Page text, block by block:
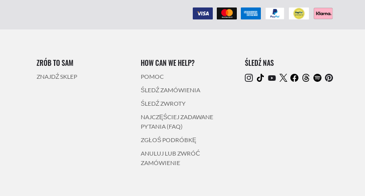
ZRÓB TO SAM
ZNAJDŹ SKLEP
HOW CAN WE HELP?
POMOC
ŚLEDŹ ZAMÓWIENIA
ŚLEDŹ ZWROTY
NAJCZĘŚCIEJ ZADAWANE
PYTANIA (FAQ)
ZGŁOŚ PODRÓBKĘ
ANULUJ LUB ZWRÓĆ
ZAMÓWIENIE
ŚLEDŹ NAS